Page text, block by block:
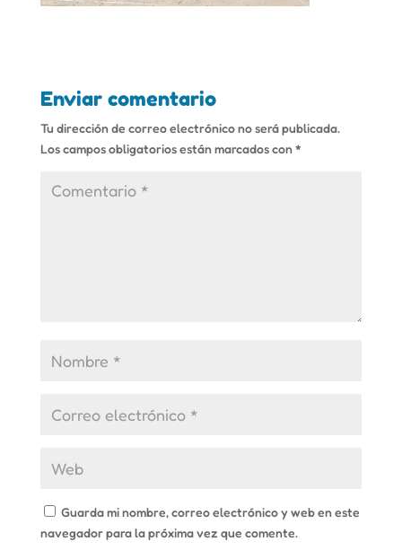
Enviar comentario
Tu dirección de correo electrónico no será publicada.
Los campos obligatorios están marcados con*
Guarda mi nombre, correo electrónico y web en este
navegador para la próxima vez que comente.